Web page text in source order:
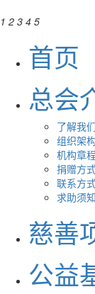
1 2 3 4 5
首页
总会
了解我们
组织架
机构章
捐赠方
联系方
求助须知
慈善
公益